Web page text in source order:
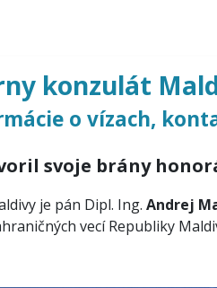
konzulát
o vízach,
svoje brány
je pán Dipl. Ing. Andrej
vecí Republiky